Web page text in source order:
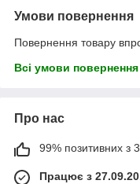
Умови повернення
Повернення товару
Всі умови повернення
Про нас
99% позитивних з
Працює з